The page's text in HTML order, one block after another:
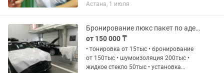
часа в день — 1 час теория — 2 часа
(3...
Астана, 1 июля
Бронирование люкс пакет по адекватным ценам
от 150 000 ₸
• тонировка от 15тыс • бронирование
от 150тыс • шумоизоляция 200тыс •
жидкое стекло 50тыс • установка